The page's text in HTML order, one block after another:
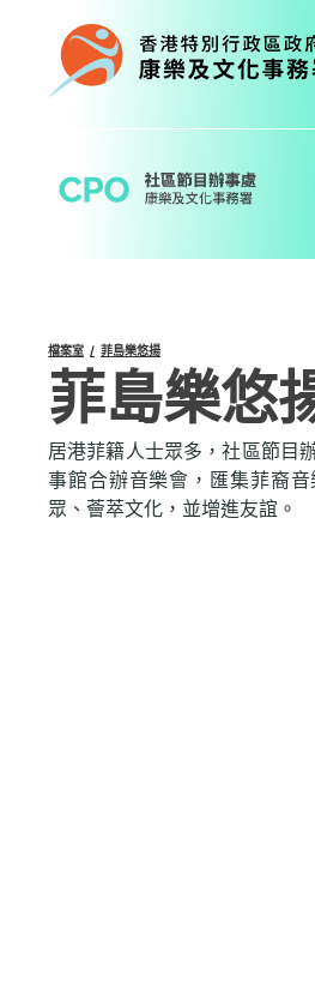
content
檔案室 菲島樂悠揚
菲島樂悠
居港菲籍人士眾多，社區節目
事館合辦音樂會，匯集菲裔
眾、薈萃文化，並增進友誼。